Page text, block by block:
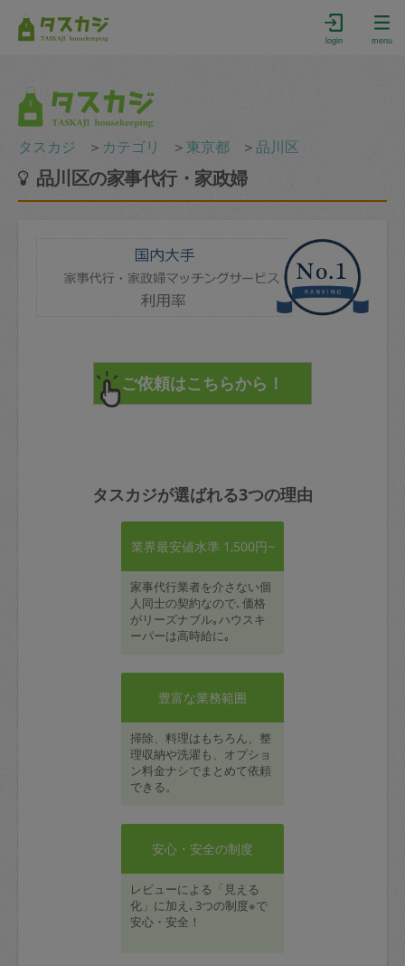
login menu
タスカジ ＞ カテゴリ ＞ 東京都 ＞ 品川区
品川区の家事代行・家政婦
タスカジが選ばれる3つの理由
業界最安値水準 1,500円~
家事代行業者を介さない個
人同士の契約なので､価格
がリーズナブル｡ハウスキ
ーパーは高時給に｡
豊富な業務範囲
掃除、料理はもちろん、整
理収納や洗濯も、オプショ
ン料金ナシでまとめて依頼
できる。
安心・安全の制度
レビューによる「見える
化」に加え､3つの制度※で
安心・安全！